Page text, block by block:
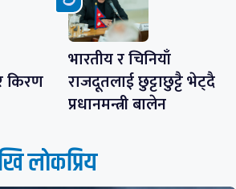
किरण
भारतीय र चिनियाँ
राजदूतलाई छुट्टाछुट्टै भेट्दै
प्रधानमन्त्री बालेन
लाेकप्रिय